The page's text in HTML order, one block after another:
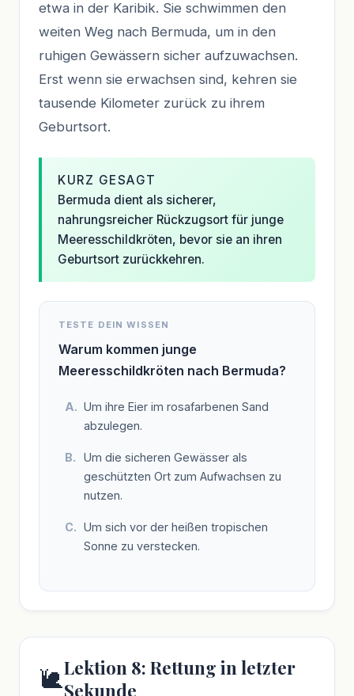
etwa in der Karibik. Sie schwimmen den
weiten Weg nach Bermuda, um in den
ruhigen Gewässern sicher aufzuwachsen.
Erst wenn sie erwachsen sind, kehren sie
tausende Kilometer zurück zu ihrem
Geburtsort.
KURZ GESAGT
Bermuda dient als sicherer,
nahrungsreicher Rückzugsort für junge
Meeresschildkröten, bevor sie an ihren
Geburtsort zurückkehren.
TESTE DEIN WISSEN
Warum kommen junge
Meeresschildkröten nach Bermuda?
Um ihre Eier im rosafarbenen Sand
abzulegen.
Um die sicheren Gewässer als
geschützten Ort zum Aufwachsen zu
nutzen.
Um sich vor der heißen tropischen
Sonne zu verstecken.
🐌Lektion 8: Rettung in letzter
Sekunde